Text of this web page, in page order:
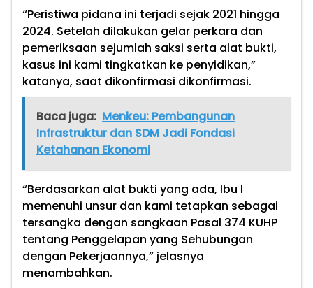
“Peristiwa pidana ini terjadi sejak 2021 hingga
2024. Setelah dilakukan gelar perkara dan
pemeriksaan sejumlah saksi serta alat bukti,
kasus ini kami tingkatkan ke penyidikan,”
katanya, saat dikonfirmasi dikonfirmasi.
Baca juga: Menkeu: Pembangunan
Infrastruktur dan SDM Jadi Fondasi
Ketahanan Ekonomi
“Berdasarkan alat bukti yang ada, Ibu I
memenuhi unsur dan kami tetapkan sebagai
tersangka dengan sangkaan Pasal 374 KUHP
tentang Penggelapan yang Sehubungan
dengan Pekerjaannya,” jelasnya
menambahkan.